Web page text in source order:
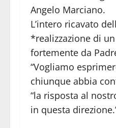
Angelo Marciano.
L’intero ricavato
*realizzazione di
fortemente da
“Vogliamo
chiunque abbia
“la risposta al
in questa